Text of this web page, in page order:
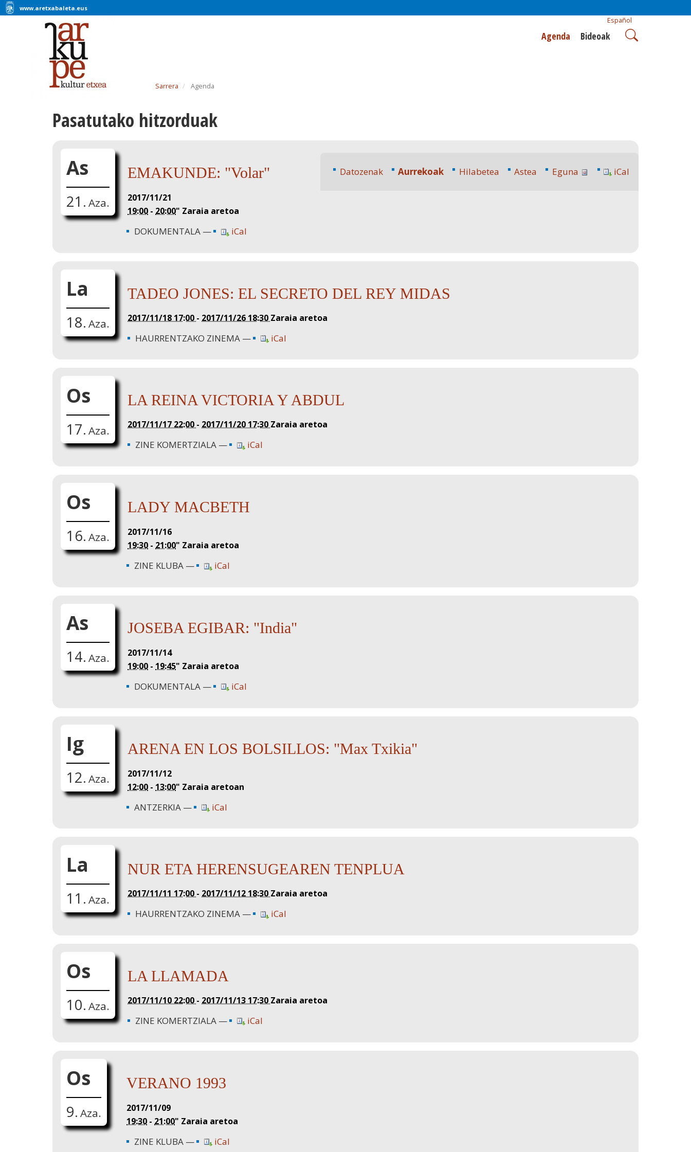
www.aretxabaleta.eus
Español
Agenda Bideoak
Sarrera Agenda
Pasatutako hitzorduak
Datozenak Aurrekoak Hilabetea Astea Eguna iCal
As
21. Aza.
EMAKUNDE: "Volar"
2017/11/21
19:00 - 20:00" Zaraia aretoa
DOKUMENTALA iCal
La
18. Aza.
TADEO JONES: EL SECRETO DEL REY MIDAS
2017/11/18 17:00 - 2017/11/26 18:30 Zaraia aretoa
HAURRENTZAKO ZINEMA iCal
Os
17. Aza.
LA REINA VICTORIA Y ABDUL
2017/11/17 22:00 - 2017/11/20 17:30 Zaraia aretoa
ZINE KOMERTZIALA iCal
Os
16. Aza.
LADY MACBETH
2017/11/16
19:30 - 21:00" Zaraia aretoa
ZINE KLUBA iCal
As
14. Aza.
JOSEBA EGIBAR: "India"
2017/11/14
19:00 - 19:45" Zaraia aretoa
DOKUMENTALA iCal
Ig
12. Aza.
ARENA EN LOS BOLSILLOS: "Max Txikia"
2017/11/12
12:00 - 13:00" Zaraia aretoan
ANTZERKIA iCal
La
11. Aza.
NUR ETA HERENSUGEAREN TENPLUA
2017/11/11 17:00 - 2017/11/12 18:30 Zaraia aretoa
HAURRENTZAKO ZINEMA iCal
Os
10. Aza.
LA LLAMADA
2017/11/10 22:00 - 2017/11/13 17:30 Zaraia aretoa
ZINE KOMERTZIALA iCal
Os
9. Aza.
VERANO 1993
2017/11/09
19:30 - 21:00" Zaraia aretoa
ZINE KLUBA iCal